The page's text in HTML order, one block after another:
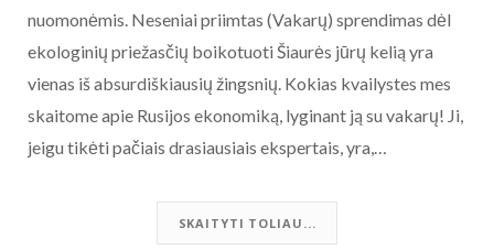
nuomonėmis. Neseniai priimtas (Vakarų) sprendimas dėl
ekologinių priežasčių boikotuoti Šiaurės jūrų kelią yra
vienas iš absurdiškiausių žingsnių. Kokias kvailystes mes
skaitome apie Rusijos ekonomiką, lyginant ją su vakarų! Ji,
jeigu tikėti pačiais drasiausiais ekspertais, yra,…
SKAITYTI TOLIAU...